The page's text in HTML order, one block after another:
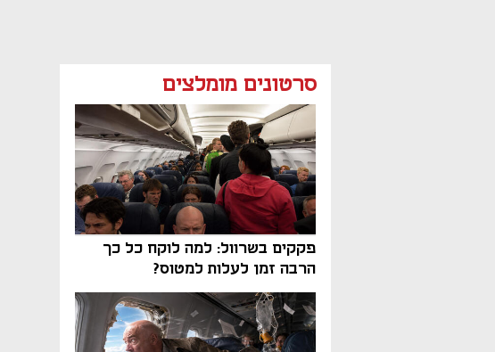
סרטונים מומלצים
פקקים בשרוול: למה לוקח כל כך
הרבה זמן לעלות למטוס?